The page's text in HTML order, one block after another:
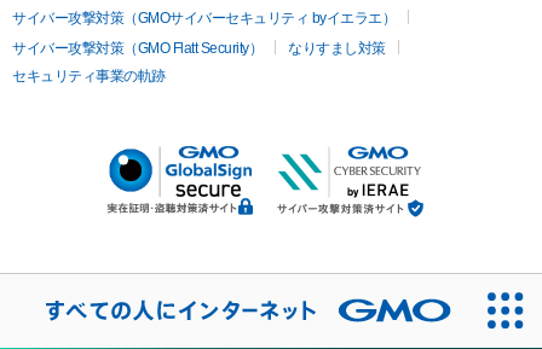
サイバー攻撃対策（GMOサイバーセキュリティ byイエラエ）
サイバー攻撃対策（GMO Flatt Security）
なりすまし対策
セキュリティ事業の軌跡